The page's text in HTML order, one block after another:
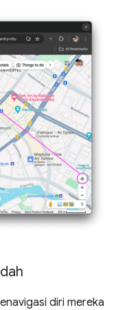
diri mereka